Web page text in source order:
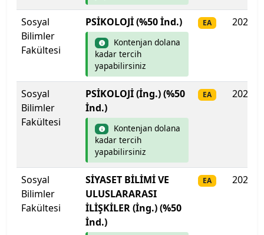
Işık Üniversitesi
İbn Haldun Üniversitesi
İhsan Doğramacı Bilkent Üniversitesi
İnönü Üniversitesi
İskenderun Teknik Üniversitesi
İstanbul 29 Mayıs Üniversitesi
İstanbul Arel Üniversitesi
İstanbul Atlas Üniversitesi
Sosyal
Bilimler
Fakültesi
PSİKOLOJİ (%50 İnd.)
Kontenjan dolana
kadar tercih
yapabilirsiniz
EA 2025
Sosyal
Bilimler
Fakültesi
PSİKOLOJİ (İng.) (%50
İnd.)
Kontenjan dolana
kadar tercih
yapabilirsiniz
EA 2025
Sosyal
Bilimler
Fakültesi
SİYASET BİLİMİ VE
ULUSLARARASI
İLİŞKİLER (İng.) (%50
İnd.)
EA 2025